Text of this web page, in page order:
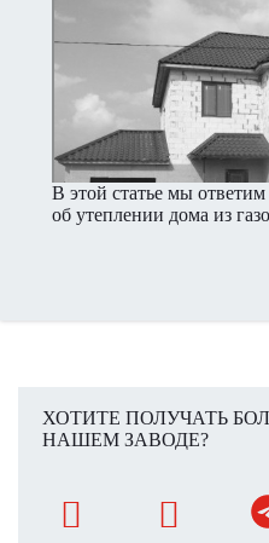
В этой статье мы
об утеплении дома из
ХОТИТЕ ПОЛУЧАТЬ
НАШЕМ ЗАВОДЕ?